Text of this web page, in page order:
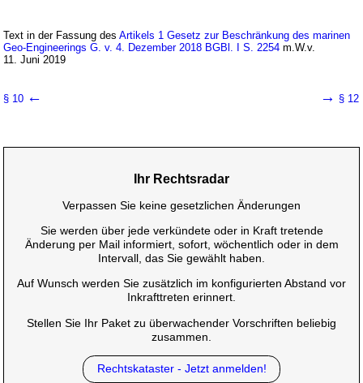
Text in der Fassung desArtikels 1 Gesetz zur Beschränkung des marinen
Geo-Engineerings G. v. 4. Dezember 2018 BGBl. I S. 2254 m.W.v.
11. Juni 2019
§ 10 ← → § 12
Ihr Rechtsradar
Verpassen Sie keine gesetzlichen Änderungen
Sie werden über jede verkündete oder in Kraft tretende
Änderung per Mail informiert, sofort, wöchentlich oder in dem
Intervall, das Sie gewählt haben.
Auf Wunsch werden Sie zusätzlich im konfigurierten Abstand vor
Inkrafttreten erinnert.
Stellen Sie Ihr Paket zu überwachender Vorschriften beliebig
zusammen.
Rechtskataster - Jetzt anmelden!